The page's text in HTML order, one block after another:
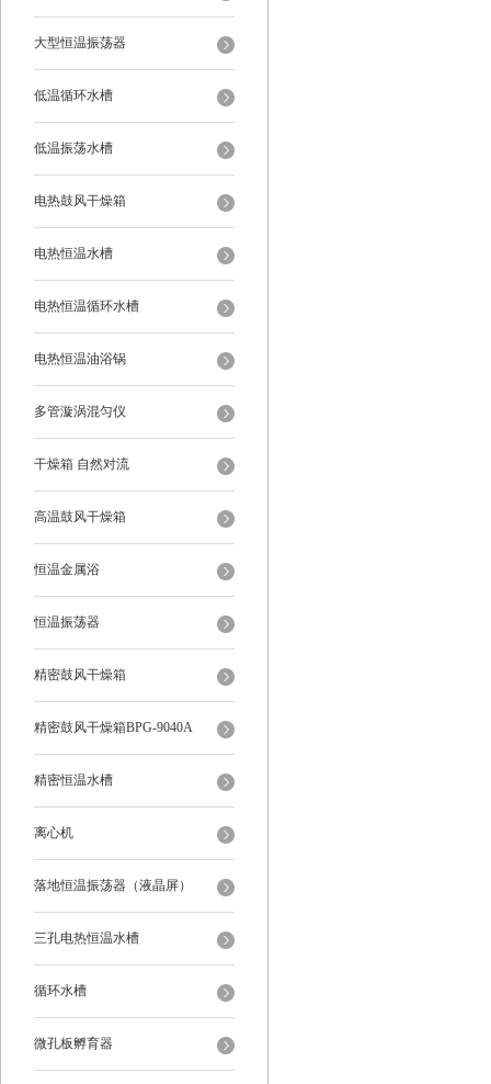
大型恒温振荡器
低温循环水槽
低温振荡水槽
电热鼓风干燥箱
电热恒温水槽
电热恒温循环水槽
电热恒温油浴锅
多管漩涡混匀仪
干燥箱 自然对流
高温鼓风干燥箱
恒温金属浴
恒温振荡器
精密鼓风干燥箱
精密鼓风干燥箱BPG-9040A
精密恒温水槽
离心机
落地恒温振荡器（液晶屏）
三孔电热恒温水槽
循环水槽
微孔板孵育器